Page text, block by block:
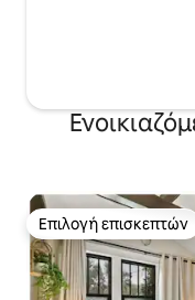
Επιλογή επισκεπτών
Επιλογή επισκεπτών